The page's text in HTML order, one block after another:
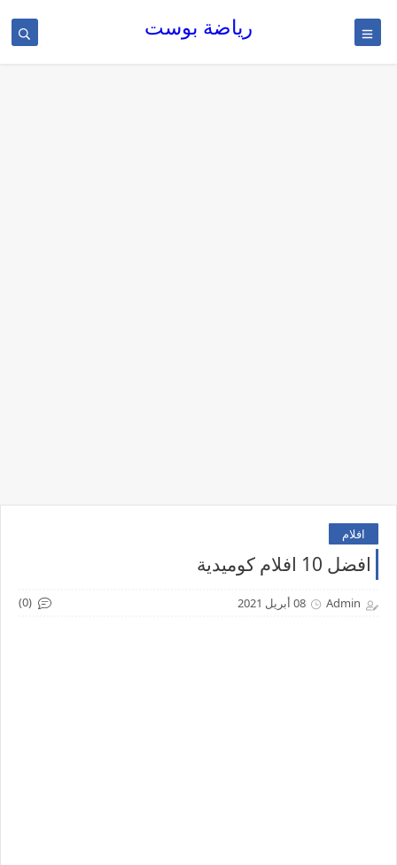
رياضة بوست
افلام
افضل 10 افلام كوميدية
Admin 08 أبريل 2021 (0)